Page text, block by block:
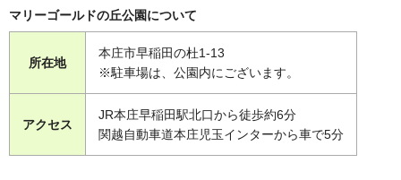
マリーゴールドの丘公園について
所在地
本庄市早稲田の杜1-13
※駐車場は、公園内にございます。
アクセス
JR本庄早稲田駅北口から徒歩約6分
関越自動車道本庄児玉インターから車で5分